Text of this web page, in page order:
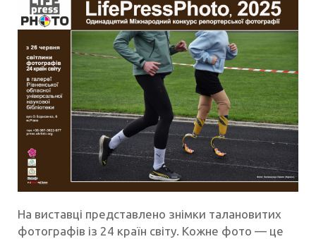
На виставці представлено знімки талановитих
фотографів із 24 країн світу. Кожне фото — це